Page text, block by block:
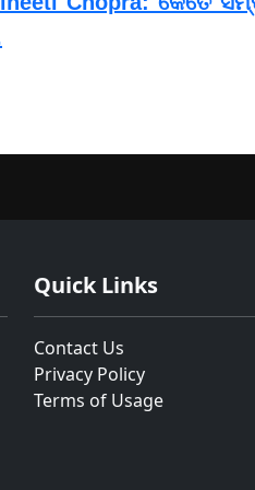
Quick Links
Contact Us
Privacy Policy
Terms of Usage